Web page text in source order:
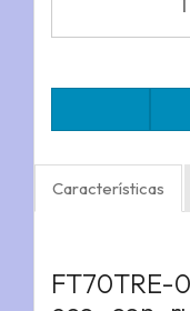
Características
FT70TRE-